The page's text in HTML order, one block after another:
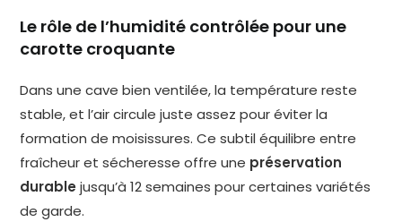
Le rôle de l’humidité contrôlée pour une
carotte croquante
Dans une cave bien ventilée, la température reste
stable, et l’air circule juste assez pour éviter la
formation de moisissures. Ce subtil équilibre entre
fraîcheur et sécheresse offre une préservation
durable jusqu’à 12 semaines pour certaines variétés
de garde.